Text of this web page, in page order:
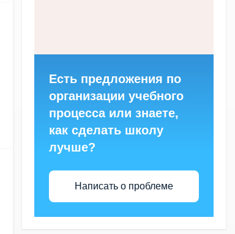
Есть предложения по
организации учебного
процесса или знаете,
как сделать школу
лучше?
Написать о проблеме